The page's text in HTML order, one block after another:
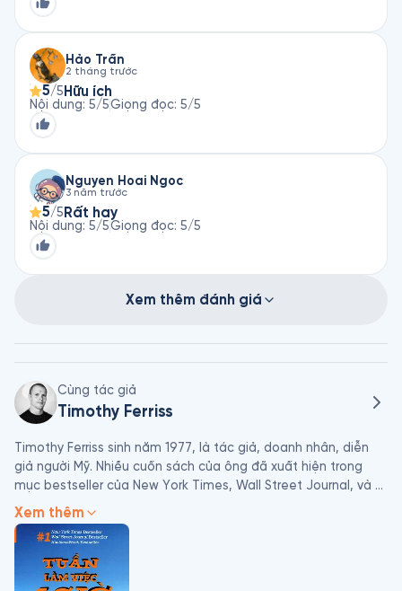
Hảo Trần
2 tháng trước
5/5 Hữu ích
Nội dung: 5/5Giọng đọc: 5/5
Nguyen Hoai Ngoc
3 năm trước
5/5 Rất hay
Nội dung: 5/5Giọng đọc: 5/5
Xem thêm đánh giá
Cùng tác giả
Timothy Ferriss
Timothy Ferriss sinh năm 1977, là tác giả, doanh nhân, diễn
giả người Mỹ. Nhiều cuốn sách của ông đã xuất hiện trong
mục bestseller của New York Times, Wall Street Journal, và
USA Today.
Trước khi nổi tiếng, Timothy Ferriss chỉ là một giảng viên khoa
công nghệ cao và kỹ sư điện tử tại trường Đại học Princeton,
Mỹ. Nhưng không lâu sau, tên tuổi của anh đã được “phủ
Xem thêm